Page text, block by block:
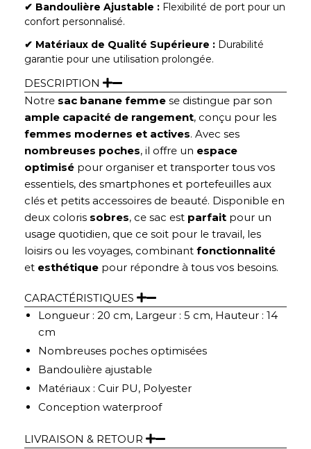
✔︎ Bandoulière Ajustable : Flexibilité de port pour un
confort personnalisé.
✔︎ Matériaux de Qualité Supérieure : Durabilité
garantie pour une utilisation prolongée.
DESCRIPTION
Notre sac banane femme se distingue par son
ample capacité de rangement, conçu pour les
femmes modernes et actives. Avec ses
nombreuses poches, il offre un espace
optimisé pour organiser et transporter tous vos
essentiels, des smartphones et portefeuilles aux
clés et petits accessoires de beauté. Disponible en
deux coloris sobres, ce sac est parfait pour un
usage quotidien, que ce soit pour le travail, les
loisirs ou les voyages, combinant fonctionnalité
et esthétique pour répondre à tous vos besoins.
CARACTÉRISTIQUES
Longueur : 20 cm, Largeur : 5 cm, Hauteur : 14
cm
Nombreuses poches optimisées
Bandoulière ajustable
Matériaux : Cuir PU, Polyester
Conception waterproof
LIVRAISON & RETOUR